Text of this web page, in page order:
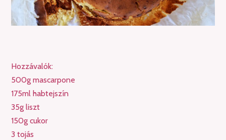
Hozzávalók:
500g mascarpone
175ml habtejszín
35g liszt
150g cukor
3 tojás